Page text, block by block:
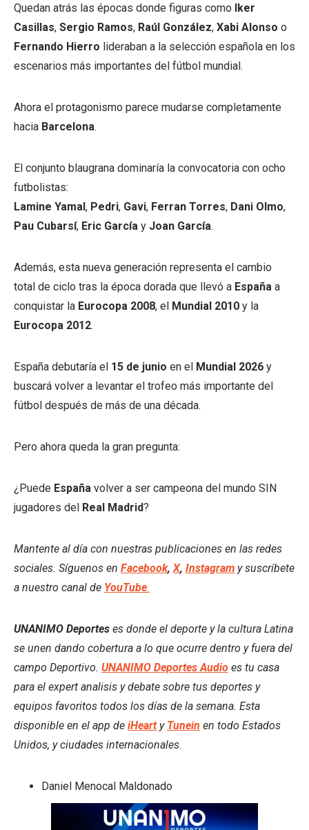
Quedan atrás las épocas donde figuras como Iker
Casillas, Sergio Ramos, Raúl González, Xabi Alonso o
Fernando Hierro lideraban a la selección española en los
escenarios más importantes del fútbol mundial.
Ahora el protagonismo parece mudarse completamente
hacia Barcelona.
El conjunto blaugrana dominaría la convocatoria con ocho
futbolistas:
Lamine Yamal, Pedri, Gavi, Ferran Torres, Dani Olmo,
Pau Cubarsí, Eric García y Joan García.
Además, esta nueva generación representa el cambio
total de ciclo tras la época dorada que llevó a España a
conquistar la Eurocopa 2008, el Mundial 2010 y la
Eurocopa 2012.
España debutaría el 15 de junio en el Mundial 2026 y
buscará volver a levantar el trofeo más importante del
fútbol después de más de una década.
Pero ahora queda la gran pregunta:
¿Puede España volver a ser campeona del mundo SIN
jugadores del Real Madrid?
Mantente al día con nuestras publicaciones en las redes
sociales. Síguenos en Facebook, X, Instagram y suscríbete
a nuestro canal de YouTube.
UNANIMO Deportes es donde el deporte y la cultura Latina
se unen dando cobertura a lo que ocurre dentro y fuera del
campo Deportivo. UNANIMO Deportes Audio es tu casa
para el expert analisis y debate sobre tus deportes y
equipos favoritos todos los días de la semana. Esta
disponible en el app de iHeart y Tunein en todo Estados
Unidos, y ciudades internacionales.
Daniel Menocal Maldonado